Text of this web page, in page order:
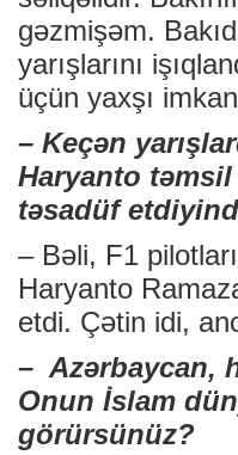
gəzmişəm.
yarışlarını
üçün yaxşı
– Keçən
Haryanto təmsil
təsadüf
– Bəli, F1
Haryanto
etdi. Çətin idi,
– Azərbaycan,
Onun İslam
görürsünüz?